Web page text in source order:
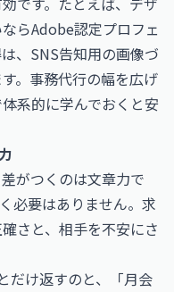
らAdobe認定プロフェ
、SNS告知用の画像づ
。事務代行の幅を広げ
系的に学んでおくと安
がつくのは文章力で
必要はありません。求
さと、相手を不安にさ
だけ返すのと、「月会